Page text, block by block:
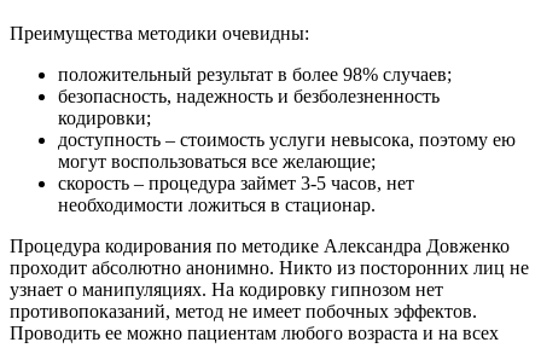
Преимущества методики очевидны:
положительный результат в более 98% случаев;
безопасность, надежность и безболезненность
кодировки;
доступность – стоимость услуги невысока, поэтому ею
могут воспользоваться все желающие;
скорость – процедура займет 3-5 часов, нет
необходимости ложиться в стационар.
Процедура кодирования по методике Александра Довженко
проходит абсолютно анонимно. Никто из посторонних лиц не
узнает о манипуляциях. На кодировку гипнозом нет
противопоказаний, метод не имеет побочных эффектов.
Проводить ее можно пациентам любого возраста и на всех